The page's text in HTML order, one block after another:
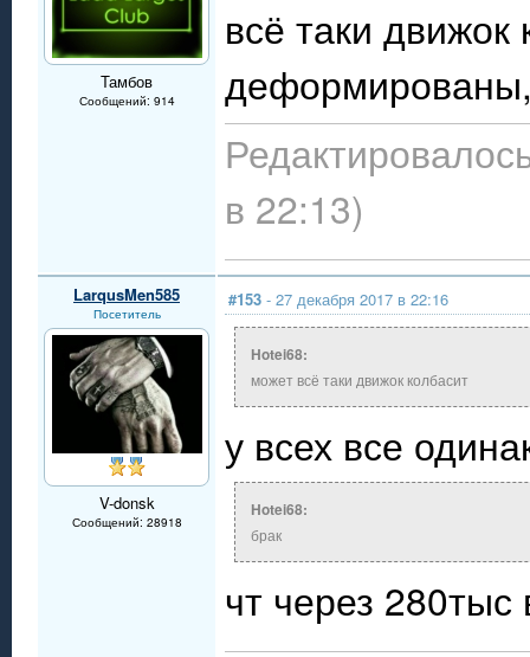
Тамбов
Сообщений: 914
всё таки
в 22:13)
LarqusMen585
Посетитель
V-donsk
Сообщений: 28918
#153 - 27 декабря 2017 в 22:16
Hotei68:
может всё таки движок колбасит
у всех все
Hotei68:
брак
чт через 280тыс